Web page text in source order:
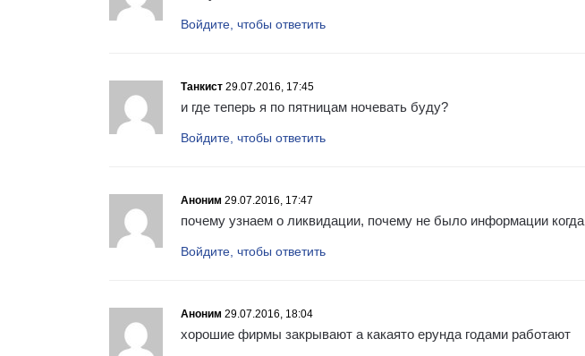
Войдите, чтобы ответить
Танкист 29.07.2016, 17:45
и где теперь я по пятницам ночевать буду?
Войдите, чтобы ответить
Аноним 29.07.2016, 17:47
почему узнаем о ликвидации, почему не было информации
Войдите, чтобы ответить
Аноним 29.07.2016, 18:04
хорошие фирмы закрывают а какаято ерунда годами работают